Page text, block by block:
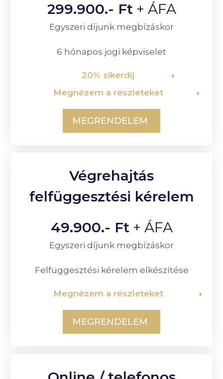
299.900.- Ft+ ÁFA
Egyszeri díjunk megbízáskor
6 hónapos jogi képviselet
20% sikerdíj
Megnézem a részleteket
MEGRENDELEM
Végrehajtás
felfüggesztési kérelem
49.900.- Ft+ ÁFA
Egyszeri díjunk megbízáskor
Felfüggesztési kérelem elkészítése
Megnézem a részleteket
MEGRENDELEM